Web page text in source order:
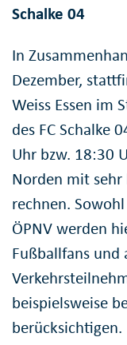
Schalke 04
In
Dezember,
Weiss Essen im
des FC Schalke
Uhr bzw. 18:30
Norden mit sehr
rechnen.
ÖPNV werden
Fußballfans und
beispielsweise
berücksichtigen.